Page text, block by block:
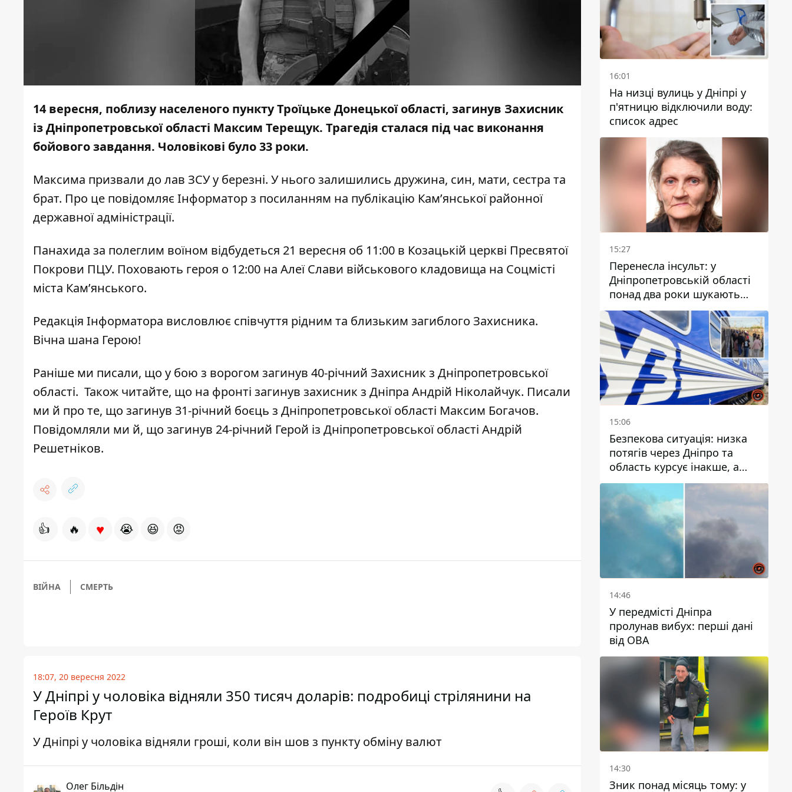
14 вересня, поблизу населеного пункту Троїцьке Донецької області, загинув Захисник
із Дніпропетровської області Максим Терещук. Трагедія сталася під час виконання
бойового завдання. Чоловікові було 33 роки.
Максима призвали до лав ЗСУ у березні. У нього залишились дружина, син, мати, сестра та
брат. Про це повідомляє Інформатор з посиланням на публікацію Кам’янської районної
державної адміністрації.
Панахида за полеглим воїном відбудеться 21 вересня об 11:00 в Козацькій церкві Пресвятої
Покрови ПЦУ. Поховають героя о 12:00 на Алеї Слави військового кладовища на Соцмісті
міста Кам’янського.
Редакція Інформатора висловлює співчуття рідним та близьким загиблого Захисника.
Вічна шана Герою!
Раніше ми писали, що у бою з ворогом загинув 40-річний Захисник з Дніпропетровської
області. Також читайте, що на фронті загинув захисник з Дніпра Андрій Ніколайчук. Писали
ми й про те, що загинув 31-річний боєць з Дніпропетровської області Максим Богачов.
Повідомляли ми й, що загинув 24-річний Герой із Дніпропетровської області Андрій
Решетніков.
👍 🔥 ♥ 😭 😆 😡
ВІЙНА СМЕРТЬ
18:07, 20 вересня 2022
У Дніпрі у чоловіка відняли 350 тисяч доларів: подробиці стрілянини на
Героїв Крут
У Дніпрі у чоловіка відняли гроші, коли він шов з пункту обміну валют
Олег Більдін
16:01
На низці вулиць у Дніпрі у
п'ятницю відключили воду:
список адрес
15:27
Перенесла інсульт: у
Дніпропетровській області
понад два роки шукають
зниклу жінку
15:06
Безпекова ситуація: низка
потягів через Дніпро та
область курсує інакше, а
частину шляху замінили
автобусами та
електричками
14:46
У передмісті Дніпра
пролунав вибух: перші дані
від ОВА
14:30
Зник понад місяць тому: у